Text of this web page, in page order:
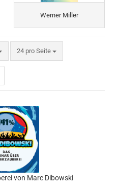
Werner Miller
24 pro Seite
von Marc Dibowski